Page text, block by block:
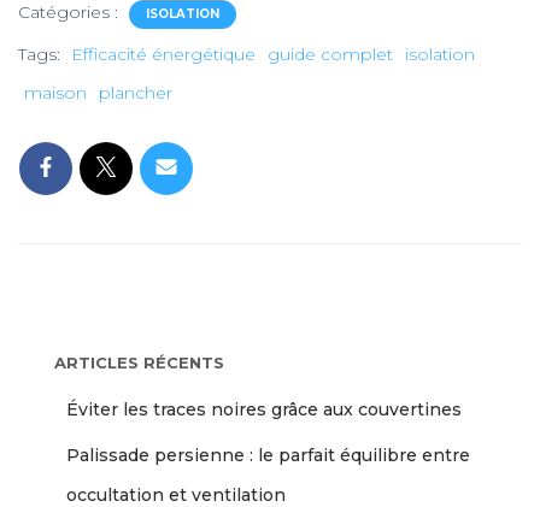
Catégories : ISOLATION
Tags: Efficacité énergétique guide complet
isolation
maison
plancher
ARTICLES RÉCENTS
Éviter les traces noires grâce aux couvertines
Palissade persienne : le parfait équilibre entre
occultation et ventilation